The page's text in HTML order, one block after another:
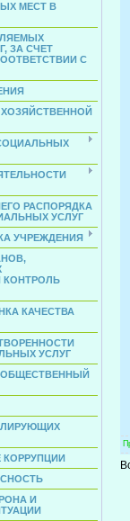
МЕСТ В
ЗА СЧЕТ
С
РАСПОРЯДКА
УСЛУГ
УЧРЕЖДЕНИЯ
КОНТРОЛЬ
КАЧЕСТВА
УСЛУГ
КОРРУПЦИИ
И